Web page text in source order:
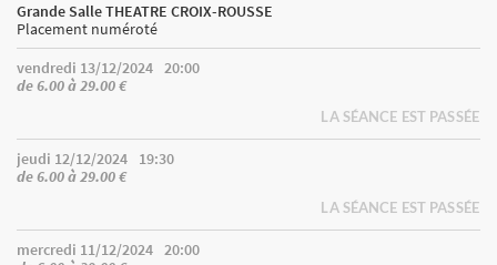
Grande Salle THEATRE CROIX-ROUSSE
Placement numéroté
vendredi 13/12/2024 20:00
de 6.00 à 29.00 €
LA SÉANCE EST PASSÉE
jeudi 12/12/2024
19:30
de 6.00 à 29.00 €
LA SÉANCE EST PASSÉE
mercredi 11/12/2024 20:00